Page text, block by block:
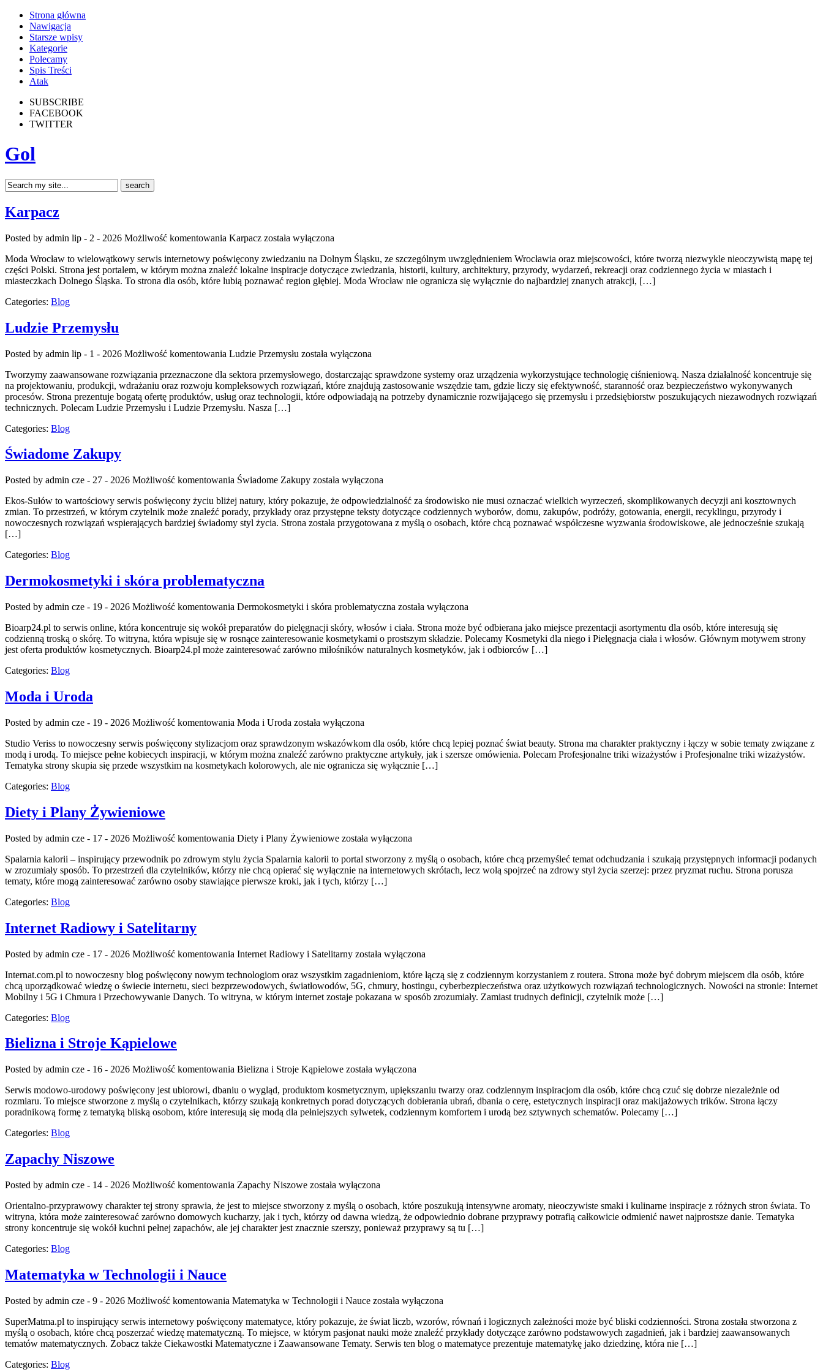
Strona główna
Nawigacja
Starsze wpisy
Kategorie
Polecamy
Spis Treści
Atak
SUBSCRIBE
FACEBOOK
TWITTER
Gol
Karpacz
Posted by admin lip - 2 - 2026 Możliwość komentowania Karpacz została wyłączona
Moda Wrocław to wielowątkowy serwis internetowy poświęcony zwiedzaniu na Dolnym Śląsku, ze szczególnym uwzględnieniem Wrocławia oraz miejscowości, które tworzą niezwykle nieoczywistą mapę tej
części Polski. Strona jest portalem, w którym można znaleźć lokalne inspiracje dotyczące zwiedzania, historii, kultury, architektury, przyrody, wydarzeń, rekreacji oraz codziennego życia w miastach i
miasteczkach Dolnego Śląska. To strona dla osób, które lubią poznawać region głębiej. Moda Wrocław nie ogranicza się wyłącznie do najbardziej znanych atrakcji, […]
Categories: Blog
Ludzie Przemysłu
Posted by admin lip - 1 - 2026 Możliwość komentowania Ludzie Przemysłu została wyłączona
Tworzymy zaawansowane rozwiązania przeznaczone dla sektora przemysłowego, dostarczając sprawdzone systemy oraz urządzenia wykorzystujące technologię ciśnieniową. Nasza działalność koncentruje się
na projektowaniu, produkcji, wdrażaniu oraz rozwoju kompleksowych rozwiązań, które znajdują zastosowanie wszędzie tam, gdzie liczy się efektywność, staranność oraz bezpieczeństwo wykonywanych
procesów. Strona prezentuje bogatą ofertę produktów, usług oraz technologii, które odpowiadają na potrzeby dynamicznie rozwijającego się przemysłu i przedsiębiorstw poszukujących niezawodnych rozwiązań
technicznych. Polecam Ludzie Przemysłu i Ludzie Przemysłu. Nasza […]
Categories: Blog
Świadome Zakupy
Posted by admin cze - 27 - 2026 Możliwość komentowania Świadome Zakupy została wyłączona
Ekos-Sułów to wartościowy serwis poświęcony życiu bliżej natury, który pokazuje, że odpowiedzialność za środowisko nie musi oznaczać wielkich wyrzeczeń, skomplikowanych decyzji ani kosztownych
zmian. To przestrzeń, w którym czytelnik może znaleźć porady, przykłady oraz przystępne teksty dotyczące codziennych wyborów, domu, zakupów, podróży, gotowania, energii, recyklingu, przyrody i
nowoczesnych rozwiązań wspierających bardziej świadomy styl życia. Strona została przygotowana z myślą o osobach, które chcą poznawać współczesne wyzwania środowiskowe, ale jednocześnie szukają
[…]
Categories: Blog
Dermokosmetyki i skóra problematyczna
Posted by admin cze - 19 - 2026 Możliwość komentowania Dermokosmetyki i skóra problematyczna została wyłączona
Bioarp24.pl to serwis online, która koncentruje się wokół preparatów do pielęgnacji skóry, włosów i ciała. Strona może być odbierana jako miejsce prezentacji asortymentu dla osób, które interesują się
codzienną troską o skórę. To witryna, która wpisuje się w rosnące zainteresowanie kosmetykami o prostszym składzie. Polecamy Kosmetyki dla niego i Pielęgnacja ciała i włosów. Głównym motywem strony
jest oferta produktów kosmetycznych. Bioarp24.pl może zainteresować zarówno miłośników naturalnych kosmetyków, jak i odbiorców […]
Categories: Blog
Moda i Uroda
Posted by admin cze - 19 - 2026 Możliwość komentowania Moda i Uroda została wyłączona
Studio Veriss to nowoczesny serwis poświęcony stylizacjom oraz sprawdzonym wskazówkom dla osób, które chcą lepiej poznać świat beauty. Strona ma charakter praktyczny i łączy w sobie tematy związane z
modą i urodą. To miejsce pełne kobiecych inspiracji, w którym można znaleźć zarówno praktyczne artykuły, jak i szersze omówienia. Polecam Profesjonalne triki wizażystów i Profesjonalne triki wizażystów.
Tematyka strony skupia się przede wszystkim na kosmetykach kolorowych, ale nie ogranicza się wyłącznie […]
Categories: Blog
Diety i Plany Żywieniowe
Posted by admin cze - 17 - 2026 Możliwość komentowania Diety i Plany Żywieniowe została wyłączona
Spalarnia kalorii – inspirujący przewodnik po zdrowym stylu życia Spalarnia kalorii to portal stworzony z myślą o osobach, które chcą przemyśleć temat odchudzania i szukają przystępnych informacji podanych
w zrozumiały sposób. To przestrzeń dla czytelników, którzy nie chcą opierać się wyłącznie na internetowych skrótach, lecz wolą spojrzeć na zdrowy styl życia szerzej: przez pryzmat ruchu. Strona porusza
tematy, które mogą zainteresować zarówno osoby stawiające pierwsze kroki, jak i tych, którzy […]
Categories: Blog
Internet Radiowy i Satelitarny
Posted by admin cze - 17 - 2026 Możliwość komentowania Internet Radiowy i Satelitarny została wyłączona
Internat.com.pl to nowoczesny blog poświęcony nowym technologiom oraz wszystkim zagadnieniom, które łączą się z codziennym korzystaniem z routera. Strona może być dobrym miejscem dla osób, które
chcą uporządkować wiedzę o świecie internetu, sieci bezprzewodowych, światłowodów, 5G, chmury, hostingu, cyberbezpieczeństwa oraz użytkowych rozwiązań technologicznych. Nowości na stronie: Internet
Mobilny i 5G i Chmura i Przechowywanie Danych. To witryna, w którym internet zostaje pokazana w sposób zrozumiały. Zamiast trudnych definicji, czytelnik może […]
Categories: Blog
Bielizna i Stroje Kąpielowe
Posted by admin cze - 16 - 2026 Możliwość komentowania Bielizna i Stroje Kąpielowe została wyłączona
Serwis modowo-urodowy poświęcony jest ubiorowi, dbaniu o wygląd, produktom kosmetycznym, upiększaniu twarzy oraz codziennym inspiracjom dla osób, które chcą czuć się dobrze niezależnie od
rozmiaru. To miejsce stworzone z myślą o czytelnikach, którzy szukają konkretnych porad dotyczących dobierania ubrań, dbania o cerę, estetycznych inspiracji oraz makijażowych trików. Strona łączy
poradnikową formę z tematyką bliską osobom, które interesują się modą dla pełniejszych sylwetek, codziennym komfortem i urodą bez sztywnych schematów. Polecamy […]
Categories: Blog
Zapachy Niszowe
Posted by admin cze - 14 - 2026 Możliwość komentowania Zapachy Niszowe została wyłączona
Orientalno-przyprawowy charakter tej strony sprawia, że jest to miejsce stworzony z myślą o osobach, które poszukują intensywne aromaty, nieoczywiste smaki i kulinarne inspiracje z różnych stron świata. To
witryna, która może zainteresować zarówno domowych kucharzy, jak i tych, którzy od dawna wiedzą, że odpowiednio dobrane przyprawy potrafią całkowicie odmienić nawet najprostsze danie. Tematyka
strony koncentruje się wokół kuchni pełnej zapachów, ale jej charakter jest znacznie szerszy, ponieważ przyprawy są tu […]
Categories: Blog
Matematyka w Technologii i Nauce
Posted by admin cze - 9 - 2026 Możliwość komentowania Matematyka w Technologii i Nauce została wyłączona
SuperMatma.pl to inspirujący serwis internetowy poświęcony matematyce, który pokazuje, że świat liczb, wzorów, równań i logicznych zależności może być bliski codzienności. Strona została stworzona z
myślą o osobach, które chcą poszerzać wiedzę matematyczną. To miejsce, w którym pasjonat nauki może znaleźć przykłady dotyczące zarówno podstawowych zagadnień, jak i bardziej zaawansowanych
tematów matematycznych. Zobacz także Ciekawostki Matematyczne i Zaawansowane Tematy. Serwis ten blog o matematyce prezentuje matematykę jako dziedzinę, która nie […]
Categories: Blog